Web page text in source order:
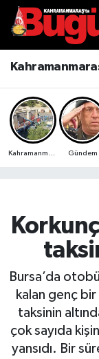
Gündem
Bursa’da
kalan genç bir
taksinin
çok sayıda
yansıdı. Bir
Bilim ve
Çevre
Ekonomi
Güncel
Haberde
Süper Lig
Tüm
Haber